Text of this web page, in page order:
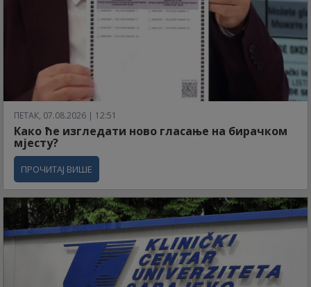
ПЕТАК, 07.08.2026 | 12:51
Како ће изгледати ново гласање на бирачком
мјесту?
ПРОЧИТАЈ ВИШЕ